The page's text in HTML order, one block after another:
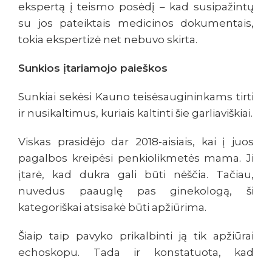
ekspertą į teismo posėdį – kad susipažintų
su jos pateiktais medicinos dokumentais,
tokia ekspertizė net nebuvo skirta.
Sunkios įtariamojo paieškos
Sunkiai sekėsi Kauno teisėsaugininkams tirti
ir nusikaltimus, kuriais kaltinti šie garliaviškiai.
Viskas prasidėjo dar 2018-aisiais, kai į juos
pagalbos kreipėsi penkiolikmetės mama. Ji
įtarė, kad dukra gali būti nėščia. Tačiau,
nuvedus paauglę pas ginekologą, ši
kategoriškai atsisakė būti apžiūrima.
Šiaip taip pavyko prikalbinti ją tik apžiūrai
echoskopu. Tada ir konstatuota, kad